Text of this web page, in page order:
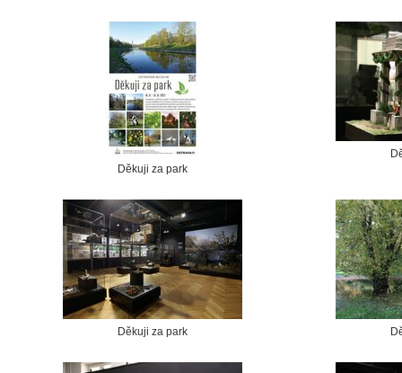
Děkuji za park
Děkuji za park